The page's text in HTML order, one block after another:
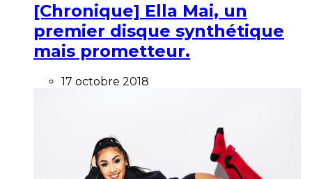
[Chronique] Ella Mai, un
premier disque synthétique
mais prometteur.
17 octobre 2018